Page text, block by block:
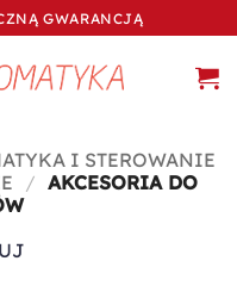
GWARANCJĄ
I STEROWANIE
/ AKCESORIA DO